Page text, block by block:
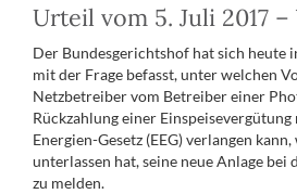
Urteil vom 5. Juli 2017 –
Der Bundesgerichtshof hat sich heute
mit der Frage befasst, unter welchen
Netzbetreiber vom Betreiber einer
Rückzahlung einer
Energien-Gesetz (EEG) verlangen
unterlassen hat, seine neue Anlage bei
zu melden.